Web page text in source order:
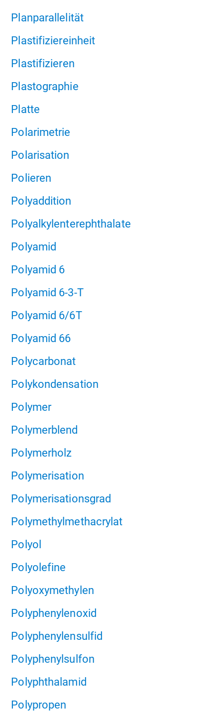
Planparallelität
Plastifiziereinheit
Plastifizieren
Plastographie
Platte
Polarimetrie
Polarisation
Polieren
Polyaddition
Polyalkylenterephthalate
Polyamid
Polyamid 6
Polyamid 6-3-T
Polyamid 6/6T
Polyamid 66
Polycarbonat
Polykondensation
Polymer
Polymerblend
Polymerholz
Polymerisation
Polymerisationsgrad
Polymethylmethacrylat
Polyol
Polyolefine
Polyoxymethylen
Polyphenylenoxid
Polyphenylensulfid
Polyphenylsulfon
Polyphthalamid
Polypropen